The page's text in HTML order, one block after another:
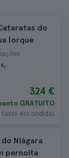
do
Iorque
324 €
GRATUITO
taxas escondidas
Niágara
pernoita